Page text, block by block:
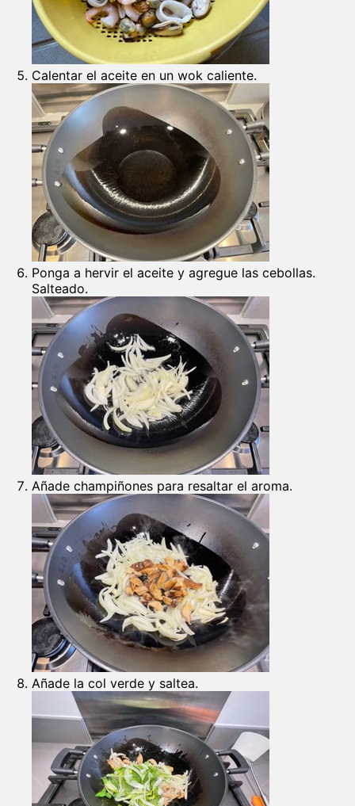
Calentar el aceite en un wok caliente.
Ponga a hervir el aceite y agregue las cebollas.
Salteado.
Añade champiñones para resaltar el aroma.
Añade la col verde y saltea.